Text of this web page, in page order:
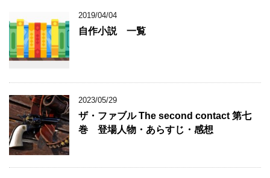
2019/04/04
自作小説 一覧
2023/05/29
ザ・ファブル The second contact 第七
巻 登場人物・あらすじ・感想